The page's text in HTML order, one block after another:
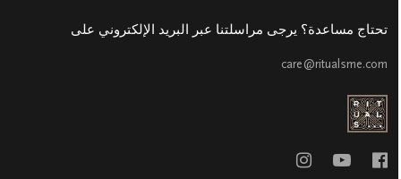
تحتاج مساعدة؟ يرجى مراسلتنا عبر البريد الإلكتروني على
care@ritualsme.com